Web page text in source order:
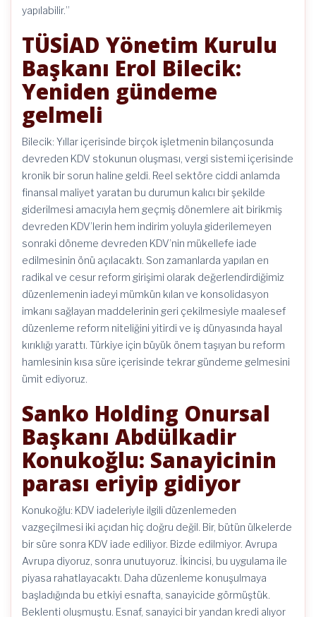
yapılabilir.”
TÜSİAD Yönetim Kurulu
Başkanı Erol Bilecik:
Yeniden gündeme
gelmeli
Bilecik: Yıllar içerisinde birçok işletmenin bilançosunda
devreden KDV stokunun oluşması, vergi sistemi içerisinde
kronik bir sorun haline geldi. Reel sektöre ciddi anlamda
finansal maliyet yaratan bu durumun kalıcı bir şekilde
giderilmesi amacıyla hem geçmiş dönemlere ait birikmiş
devreden KDV’lerin hem indirim yoluyla giderilemeyen
sonraki döneme devreden KDV’nin mükellefe iade
edilmesinin önü açılacaktı. Son zamanlarda yapılan en
radikal ve cesur reform girişimi olarak değerlendirdiğimiz
düzenlemenin iadeyi mümkün kılan ve konsolidasyon
imkanı sağlayan maddelerinin geri çekilmesiyle maalesef
düzenleme reform niteliğini yitirdi ve iş dünyasında hayal
kırıklığı yarattı. Türkiye için büyük önem taşıyan bu reform
hamlesinin kısa süre içerisinde tekrar gündeme gelmesini
ümit ediyoruz.
Sanko Holding Onursal
Başkanı Abdülkadir
Konukoğlu: Sanayicinin
parası eriyip gidiyor
Konukoğlu: KDV iadeleriyle ilgili düzenlemeden
vazgeçilmesi iki açıdan hiç doğru değil. Bir, bütün ülkelerde
bir süre sonra KDV iade ediliyor. Bizde edilmiyor. Avrupa
Avrupa diyoruz, sonra unutuyoruz. İkincisi, bu uygulama ile
piyasa rahatlayacaktı. Daha düzenleme konuşulmaya
başladığında bu etkiyi esnafta, sanayicide görmüştük.
Beklenti oluşmuştu. Esnaf, sanayici bir yandan kredi alıyor